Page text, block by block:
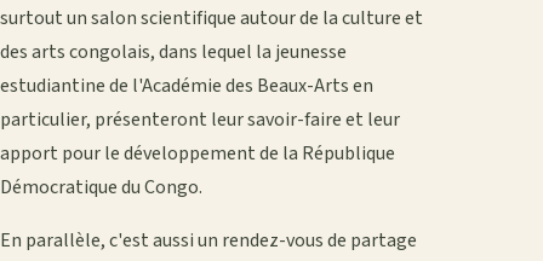
surtout un salon scientifique autour de la culture et
des arts congolais, dans lequel la jeunesse
estudiantine de l'Académie des Beaux-Arts en
particulier, présenteront leur savoir-faire et leur
apport pour le développement de la République
Démocratique du Congo.
En parallèle, c'est aussi un rendez-vous de partage